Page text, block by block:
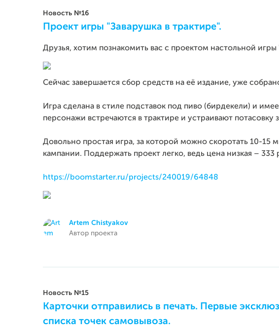
Новость №16
Проект игры "Заварушка в трактире".
Друзья, хотим познакомить вас с проектом настольной игры
Сейчас завершается сбор средств на её издание, уже
Игра сделана в стиле подставок под пиво (бирдекели) и
персонажи встречаются в трактире и устраивают потасовку
Довольно простая игра, за которой можно скоротать 10-15
кампании. Поддержать проект легко, ведь цена низкая – 333
https://boomstarter.ru/projects/240019/64848
Artem Chistyakov
Автор проекта
Новость №15
Карточки отправились в печать. Первые
списка точек самовывоза.